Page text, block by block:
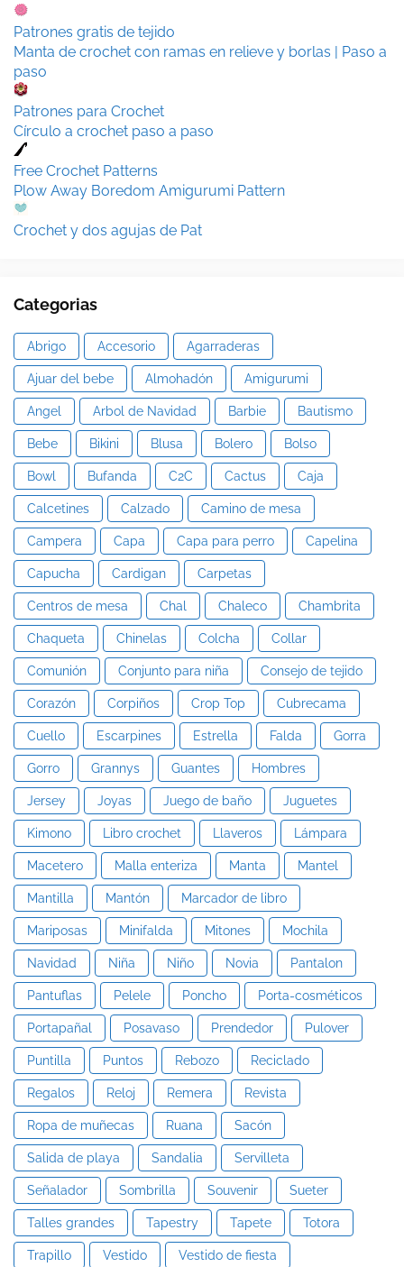
Patrones gratis de tejido
Manta de crochet con ramas en relieve y borlas | Paso a
paso
Patrones para Crochet
Círculo a crochet paso a paso
Free Crochet Patterns
Plow Away Boredom Amigurumi Pattern
Crochet y dos agujas de Pat
Categorias
Abrigo Accesorio Agarraderas
Ajuar del bebe Almohadón Amigurumi
Angel Arbol de Navidad Barbie Bautismo
Bebe Bikini Blusa Bolero Bolso
Bowl Bufanda C2C Cactus Caja
Calcetines Calzado Camino de mesa
Campera Capa Capa para perro Capelina
Capucha Cardigan Carpetas
Centros de mesa Chal Chaleco Chambrita
Chaqueta Chinelas Colcha Collar
Comunión Conjunto para niña Consejo de tejido
Corazón Corpiños Crop Top Cubrecama
Cuello Escarpines Estrella Falda Gorra
Gorro Grannys Guantes Hombres
Jersey Joyas Juego de baño Juguetes
Kimono Libro crochet Llaveros Lámpara
Macetero Malla enteriza Manta Mantel
Mantilla Mantón Marcador de libro
Mariposas Minifalda Mitones Mochila
Navidad Niña Niño Novia Pantalon
Pantuflas Pelele Poncho Porta-cosméticos
Portapañal Posavaso Prendedor Pulover
Puntilla Puntos Rebozo Reciclado
Regalos Reloj Remera Revista
Ropa de muñecas Ruana Sacón
Salida de playa Sandalia Servilleta
Señalador Sombrilla Souvenir Sueter
Talles grandes Tapestry Tapete Totora
Trapillo Vestido Vestido de fiesta